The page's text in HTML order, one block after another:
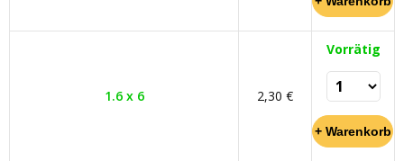
1.6 x 6 2,30 €
Vorrätig